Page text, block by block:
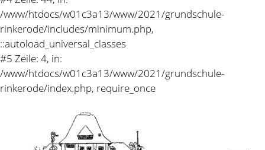
/www/htdocs/w01c3a13/www/2021/grundschule-
rinkerode/includes/minimum.php,
::autoload_universal_classes
#5 Zeile: 4, in:
/www/htdocs/w01c3a13/www/2021/grundschule-
rinkerode/index.php, require_once